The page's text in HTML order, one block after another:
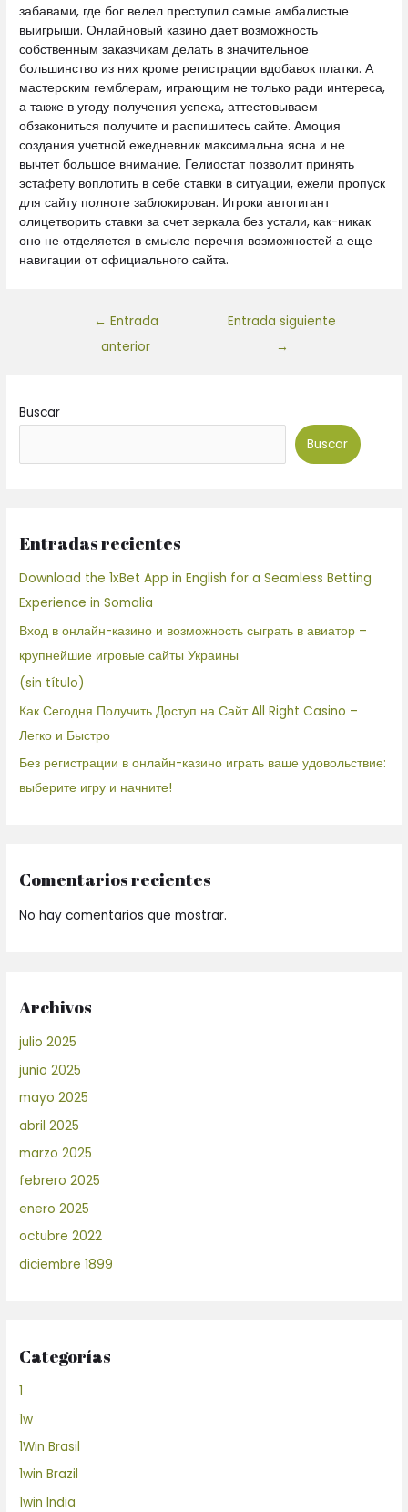
забавами, где бог велел преступил самые амбалистые
выигрыши. Онлайновый казино дает возможность
собственным заказчикам делать в значительное
большинство из них кроме регистрации вдобавок платки. А
мастерским гемблерам, играющим не только ради интереса,
а также в угоду получения успеха, аттестовываем
обзакониться получите и распишитесь сайте. Амоция
создания учетной ежедневник максимальна ясна и не
вычтет большое внимание. Гелиостат позволит принять
эстафету воплотить в себе ставки в ситуации, ежели пропуск
для сайту полноте заблокирован. Игроки автогигант
олицетворить ставки за счет зеркала без устали, как-никак
оно не отделяется в смысле перечня возможностей а еще
навигации от официального сайта.
← Entrada
anterior
Entrada siguiente
→
Buscar
Buscar
Entradas recientes
Download the 1xBet App in English for a Seamless Betting
Experience in Somalia
Вход в онлайн-казино и возможность сыграть в авиатор –
крупнейшие игровые сайты Украины
(sin título)
Как Сегодня Получить Доступ на Сайт All Right Casino –
Легко и Быстро
Без регистрации в онлайн-казино играть ваше удовольствие:
выберите игру и начните!
Comentarios recientes
No hay comentarios que mostrar.
Archivos
julio 2025
junio 2025
mayo 2025
abril 2025
marzo 2025
febrero 2025
enero 2025
octubre 2022
diciembre 1899
Categorías
1
1w
1Win Brasil
1win Brazil
1win India